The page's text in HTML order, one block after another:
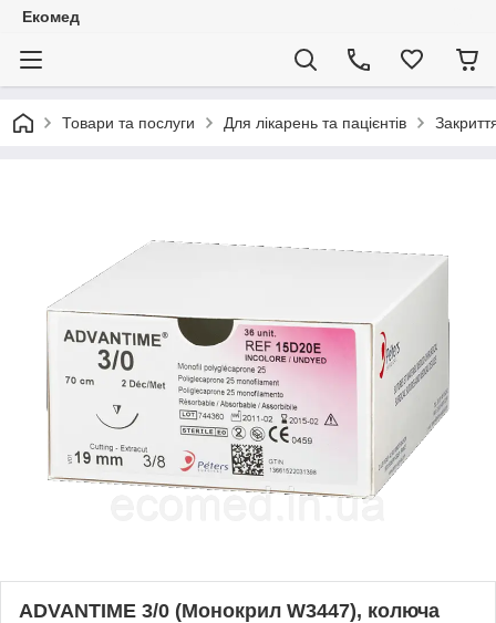
Екомед
Товари та послуги Для лікарень та пацієнтів
ADVANTIME 3/0 (Монокрил W3447), колюча